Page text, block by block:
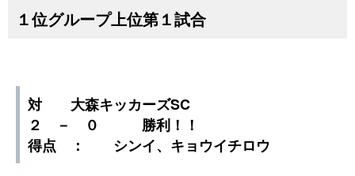
１位グループ上位第１試合
対 大森キッカーズSC
２ － ０ 勝利！！
得点 ： シンイ、キョウイチロウ